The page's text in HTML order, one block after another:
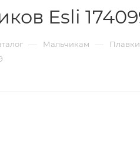
Esli
— Мальчикам —